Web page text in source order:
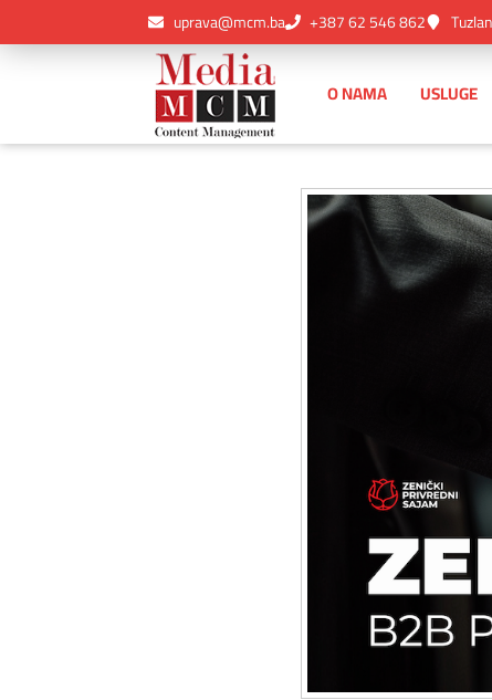
uprava@mcm.ba +387 62 546 862
O NAMA USLUGE